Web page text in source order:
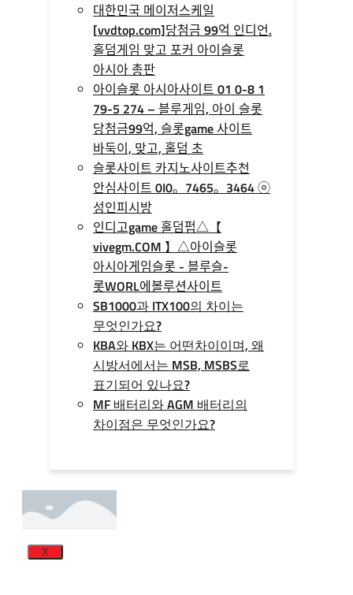
대한민국 메이저스케일
[vvdtop.com]당첨금 99억 인디언.
홀덤게임 맞고 포커 아이슬롯
아시아 총판
아이슬롯 아시아사이트 01 0-8 1
79-5 274 – 블루게임, 아이 슬롯
당첨금99억, 슬롯game 사이트
바둑이, 맞고, 홀덤 초
슬롯사이트 카지노사이트추천
안심사이트 0I0。7465。3464 ⓞ
성인피시방
인디­고game 홀­덤펍△【
vivegm.COM 】△아이슬롯
아시아게임슬­롯 - 블루슬­
롯WORL에볼루션사이트
SB1000과 ITX100의 차이는
무엇인가요?
KBA와 KBX는 어떤차이이며, 왜
시방서에서는 MSB, MSBS로
표기되어 있나요?
MF 배터리와 AGM 배터리의
차이점은 무엇인가요?
X